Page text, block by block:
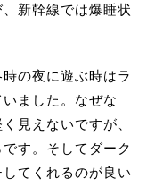
新幹線では爆睡状
の夜に遊ぶ時はラ
ました。なぜな
見えないですが、
す。そしてダーク
てくれるのが良い